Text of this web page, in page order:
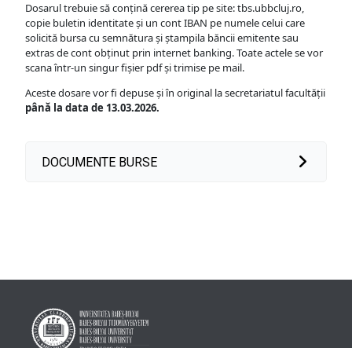
Dosarul trebuie să conțină cererea tip pe site: tbs.ubbcluj.ro,
copie buletin identitate și un cont IBAN pe numele celui care
solicită bursa cu semnătura și ștampila băncii emitente sau
extras de cont obținut prin internet banking. Toate actele se vor
scana într-un singur fișier pdf și trimise pe mail.
Aceste dosare vor fi depuse și în original la secretariatul facultății
până la data de 13.03.2026.
DOCUMENTE BURSE